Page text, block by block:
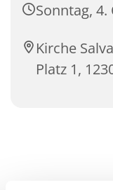
Sonntag,
Kirche
Platz 1,